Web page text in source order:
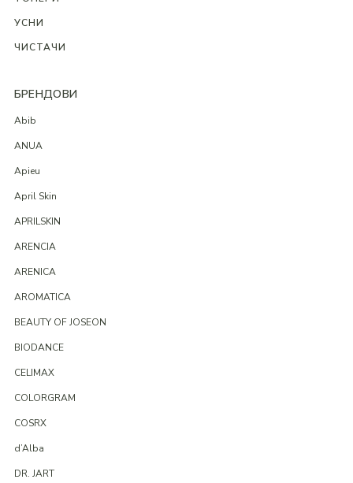
УСНИ
ЧИСТАЧИ
БРЕНДОВИ
Abib
ANUA
Apieu
April Skin
APRILSKIN
ARENCIA
ARENICA
AROMATICA
BEAUTY OF JOSEON
BIODANCE
CELIMAX
COLORGRAM
COSRX
d’Alba
DR. JART